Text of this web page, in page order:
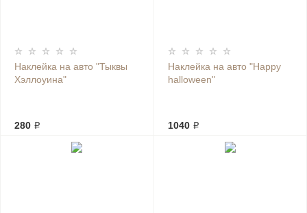
Наклейка на авто "Тыквы
Хэллоуина"
280 ₽
Наклейка на авто "Happy
halloween"
1040 ₽